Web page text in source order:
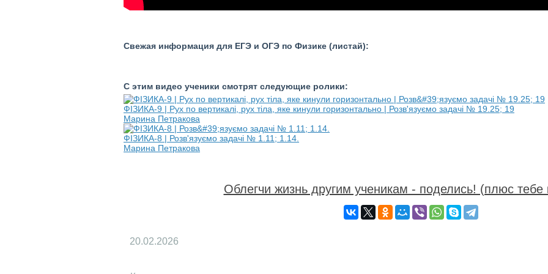
Свежая информация для ЕГЭ и ОГЭ по Физике (листай):
С этим видео ученики смотрят следующие ролики:
ФІЗИКА-9 | Рух по вертикалі, рух тіла, яке кинули горизонтально | Розв'язуємо задачі № 19.25; 19
Марина Петракова
ФІЗИКА-8 | Розв'язуємо задачі № 1.11; 1.14.
Марина Петракова
Облегчи жизнь другим ученикам - поделись! (плюс тебе
20.02.2026